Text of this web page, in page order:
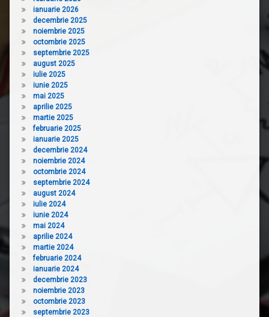
ianuarie 2026
decembrie 2025
noiembrie 2025
octombrie 2025
septembrie 2025
august 2025
iulie 2025
iunie 2025
mai 2025
aprilie 2025
martie 2025
februarie 2025
ianuarie 2025
decembrie 2024
noiembrie 2024
octombrie 2024
septembrie 2024
august 2024
iulie 2024
iunie 2024
mai 2024
aprilie 2024
martie 2024
februarie 2024
ianuarie 2024
decembrie 2023
noiembrie 2023
octombrie 2023
septembrie 2023